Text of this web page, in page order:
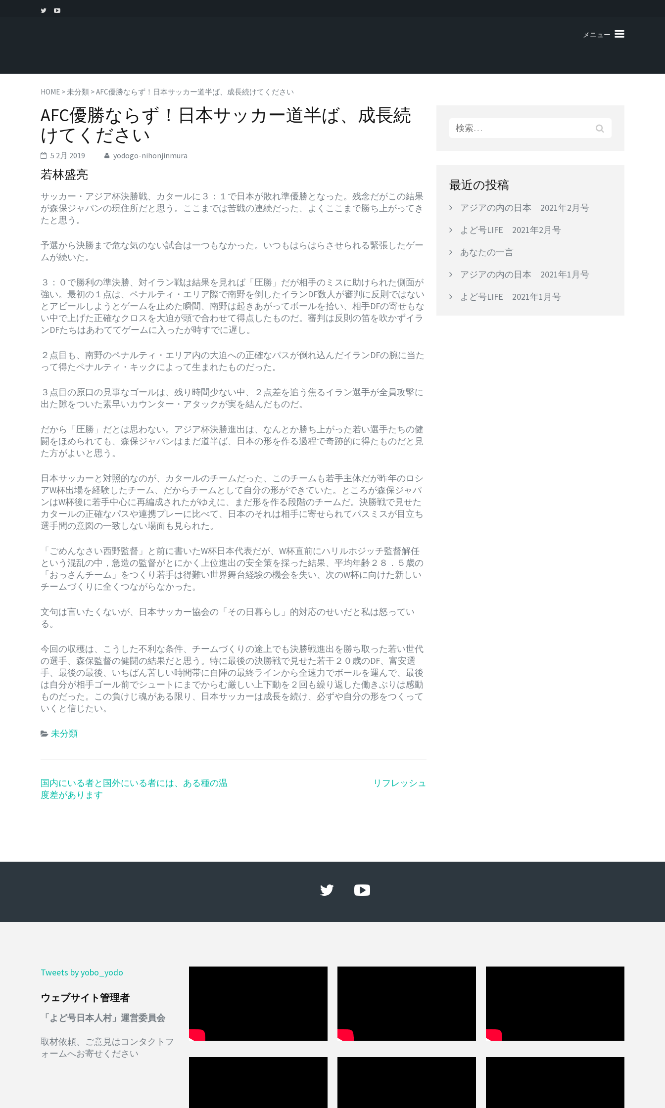
メニュー
HOME >未分類 >AFC優勝ならず！日本サッカー道半ば、成長続けてください
AFC優勝ならず！日本サッカー道半ば、成長続
けてください
5 2月 2019 yodogo-nihonjinmura
若林盛亮
サッカー・アジア杯決勝戦、カタールに３：１で日本が敗れ準優勝となった。残念だがこの結果
が森保ジャパンの現住所だと思う。ここまでは苦戦の連続だった、よくここまで勝ち上がってき
たと思う。
予選から決勝まで危な気のない試合は一つもなかった。いつもはらはらさせられる緊張したゲー
ムが続いた。
３：０で勝利の準決勝、対イラン戦は結果を見れば「圧勝」だが相手のミスに助けられた側面が
強い。最初の１点は、ペナルティ・エリア際で南野を倒したイランDF数人が審判に反則ではない
とアピールしようとゲームを止めた瞬間、南野は起きあがってボールを拾い、相手DFの寄せもな
い中で上げた正確なクロスを大迫が頭で合わせて得点したものだ。審判は反則の笛を吹かずイラ
ンDFたちはあわててゲームに入ったが時すでに遅し。
２点目も、南野のペナルティ・エリア内の大迫への正確なパスが倒れ込んだイランDFの腕に当た
って得たペナルティ・キックによって生まれたものだった。
３点目の原口の見事なゴールは、残り時間少ない中、２点差を追う焦るイラン選手が全員攻撃に
出た隙をついた素早いカウンター・アタックが実を結んだものだ。
だから「圧勝」だとは思わない。アジア杯決勝進出は、なんとか勝ち上がった若い選手たちの健
闘をほめられても、森保ジャパンはまだ道半ば、日本の形を作る過程で奇跡的に得たものだと見
た方がよいと思う。
日本サッカーと対照的なのが、カタールのチームだった、このチームも若手主体だが昨年のロシ
アW杯出場を経験したチーム、だからチームとして自分の形ができていた。ところが森保ジャパ
ンはW杯後に若手中心に再編成されたがゆえに、まだ形を作る段階のチームだ。決勝戦で見せた
カタールの正確なパスや連携プレーに比べて、日本のそれは相手に寄せられてパスミスが目立ち
選手間の意図の一致しない場面も見られた。
「ごめんなさい西野監督」と前に書いたW杯日本代表だが、W杯直前にハリルホジッチ監督解任
という混乱の中，急造の監督がとにかく上位進出の安全策を採った結果、平均年齢２８．５歳の
「おっさんチーム」をつくり若手は得難い世界舞台経験の機会を失い、次のW杯に向けた新しい
チームづくりに全くつながらなかった。
文句は言いたくないが、日本サッカー協会の「その日暮らし」的対応のせいだと私は怒ってい
る。
今回の収穫は、こうした不利な条件、チームづくりの途上でも決勝戦進出を勝ち取った若い世代
の選手、森保監督の健闘の結果だと思う。特に最後の決勝戦で見せた若干２０歳のDF、富安選
手、最後の最後、いちばん苦しい時間帯に自陣の最終ラインから全速力でボールを運んで、最後
は自分が相手ゴール前でシュートにまでからむ厳しい上下動を２回も繰り返した働きぶりは感動
ものだった。この負けじ魂がある限り、日本サッカーは成長を続け、必ずや自分の形をつくって
いくと信じたい。
未分類
投
シ
国内にいる者と国外にいる者には、ある種の温
度差があります
リフレッシュ
検
最近の投稿
アジアの内の日本 2021年2月号
よど号LIFE 2021年2月号
あなたの一言
アジアの内の日本 2021年1月号
よど号LIFE 2021年1月号
Tweets by yobo_yodo
ウェブサイト管理者
「よど号日本人村」運営委員会
取材依頼、ご意見はコンタクトフ
ォームへお寄せください